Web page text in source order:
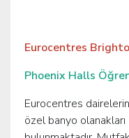
Eurocentres
Phoenix Halls
Eurocentres
özel banyo